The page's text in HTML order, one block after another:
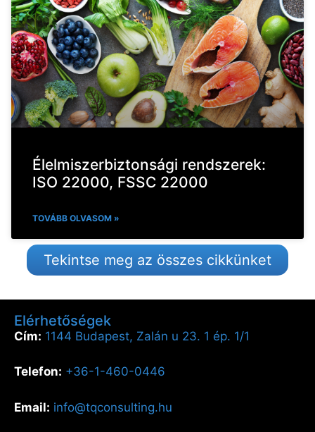
Élelmiszerbiztonsági rendszerek:
ISO 22000, FSSC 22000
TOVÁBB OLVASOM »
Tekintse meg az összes cikkünket
Elérhetőségek
Cím: 1144 Budapest, Zalán u 23. 1 ép. 1/1
Telefon: +36-1-460-0446
Email: info@tqconsulting.hu